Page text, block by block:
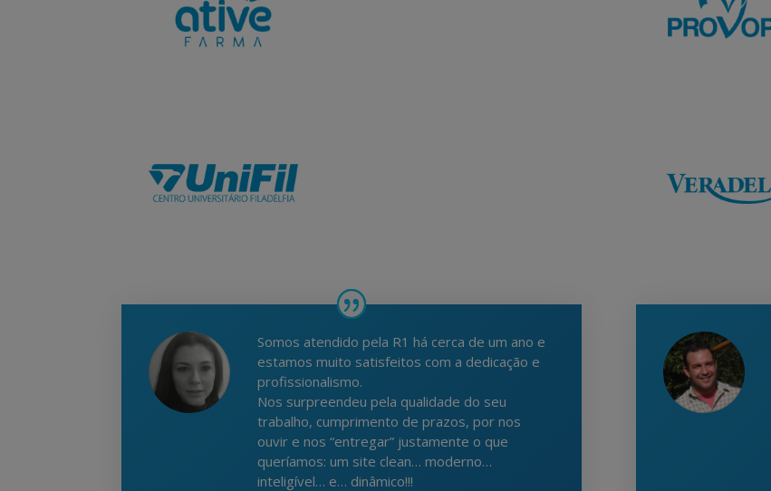
Somos atendido pela R1 há cerca de um ano e
estamos muito satisfeitos com a dedicação e
profissionalismo.
Nos surpreendeu pela qualidade do seu
trabalho, cumprimento de prazos, por nos
ouvir e nos “entregar” justamente o que
queríamos: um site clean… moderno…
inteligível… e… dinâmico!!!